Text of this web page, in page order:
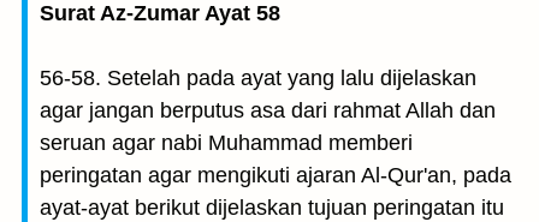
Surat Az-Zumar Ayat 58
56-58. Setelah pada ayat yang lalu dijelaskan
agar jangan berputus asa dari rahmat Allah dan
seruan agar nabi Muhammad memberi
peringatan agar mengikuti ajaran Al-Qur'an, pada
ayat-ayat berikut dijelaskan tujuan peringatan itu